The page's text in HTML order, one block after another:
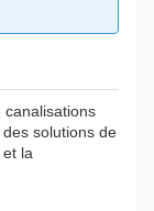
canalisations
solutions de
la